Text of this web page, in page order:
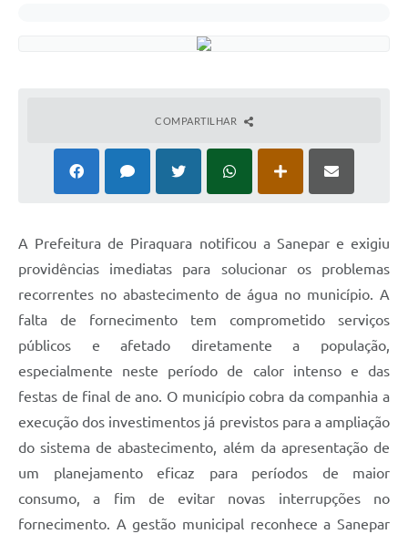
COMPARTILHAR
A Prefeitura de Piraquara notificou a Sanepar e exigiu
providências imediatas para solucionar os problemas
recorrentes no abastecimento de água no município. A
falta de fornecimento tem comprometido serviços
públicos e afetado diretamente a população,
especialmente neste período de calor intenso e das
festas de final de ano. O município cobra da companhia a
execução dos investimentos já previstos para a ampliação
do sistema de abastecimento, além da apresentação de
um planejamento eficaz para períodos de maior
consumo, a fim de evitar novas interrupções no
fornecimento. A gestão municipal reconhece a Sanepar